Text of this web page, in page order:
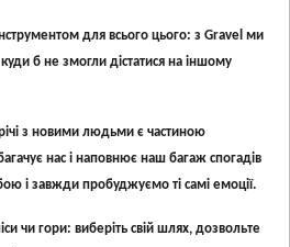
для всього цього: з Gravel ми
б не змогли дістатися на іншому
з новими людьми є частиною
нас і наповнює наш багаж спогадів
і завжди пробуджуємо ті самі емоції.
чи гори: виберіть свій шлях, дозвольте